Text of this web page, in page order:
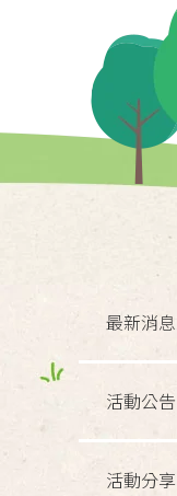
最新消息
活動公告
活動分享